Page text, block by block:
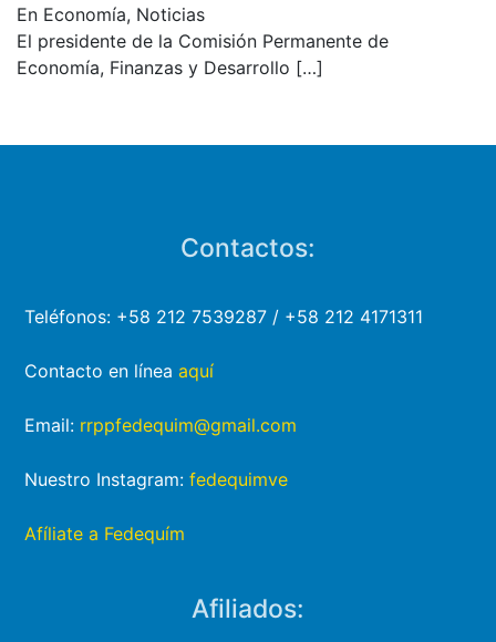
En Economía, Noticias
El presidente de la Comisión Permanente de
Economía, Finanzas y Desarrollo […]
Contactos:
Teléfonos: +58 212 7539287 / +58 212 4171311
Contacto en líneaaquí
Email: rrppfedequim@gmail.com
Nuestro Instagram:fedequimve
Afíliate a Fedequím
Afiliados: